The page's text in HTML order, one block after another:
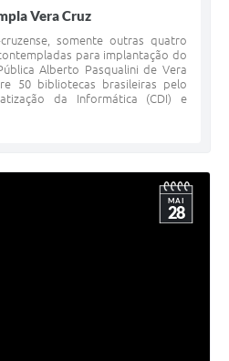
Vera Cruz
somente outras quatro
para implantação do
Alberto Pasqualini de Vera
50 bibliotecas brasileiras pelo
da Informática (CDI) e
MAI
28